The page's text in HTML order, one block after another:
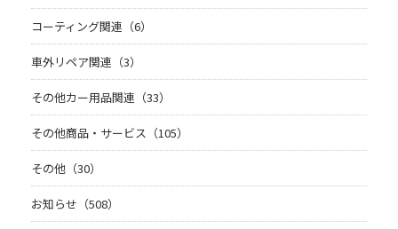
コーティング関連（6）
車外リペア関連（3）
その他カー用品関連（33）
その他商品・サービス（105）
その他（30）
お知らせ（508）